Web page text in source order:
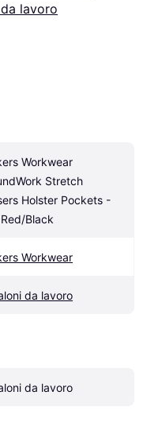
lavoro
Workwear
Stretch
Holster Pockets -
Black
Workwear
da lavoro
da lavoro